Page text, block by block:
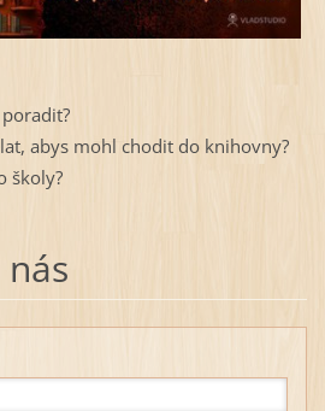
abys mohl chodit do knihovny?
školy?